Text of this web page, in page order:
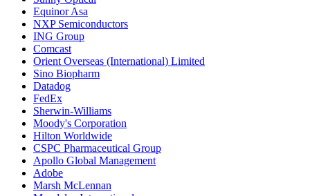
Equinor Asa
NXP Semiconductors
ING Group
Comcast
Orient Overseas (International) Limited
Sino Biopharm
Datadog
FedEx
Sherwin-Williams
Moody's Corporation
Hilton Worldwide
CSPC Pharmaceutical Group
Apollo Global Management
Adobe
Marsh McLennan